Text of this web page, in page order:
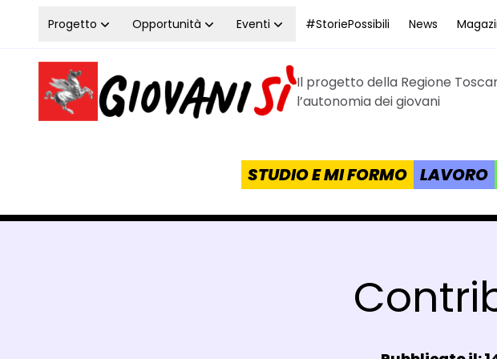
Vai al contenuto
Progetto Opportunità Eventi #StoriePossibili News
Homepage Giovanisì - Progetto della Regione Toscana
Il progetto della Regione
l’autonomia dei giovani
STUDIO E MI FORMO LAVORO